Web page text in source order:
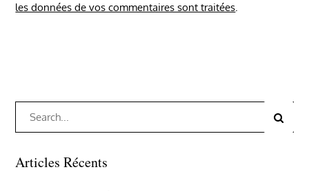
les données de vos commentaires sont traitées.
for:
Search
Articles Récents